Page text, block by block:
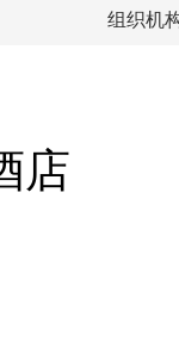
组织机
店